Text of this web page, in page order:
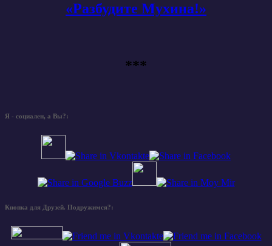
«Разбудите Мухина!»
***
Я - социален, а Вы?:
Кнопка для Друзей. Подружимся?: